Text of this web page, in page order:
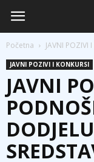
Početna JAVNI POZIVI
JAVNI POZIVI I KONKURSI
JAVNI